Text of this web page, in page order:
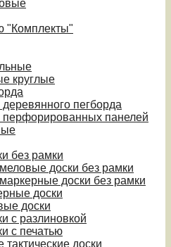
"Комплекты"
круглые
пегборда
перфорированных панелей
без рамки
доски без рамки
доски без рамки
доски
доски
с разлиновкой
с печатью
тактические доски